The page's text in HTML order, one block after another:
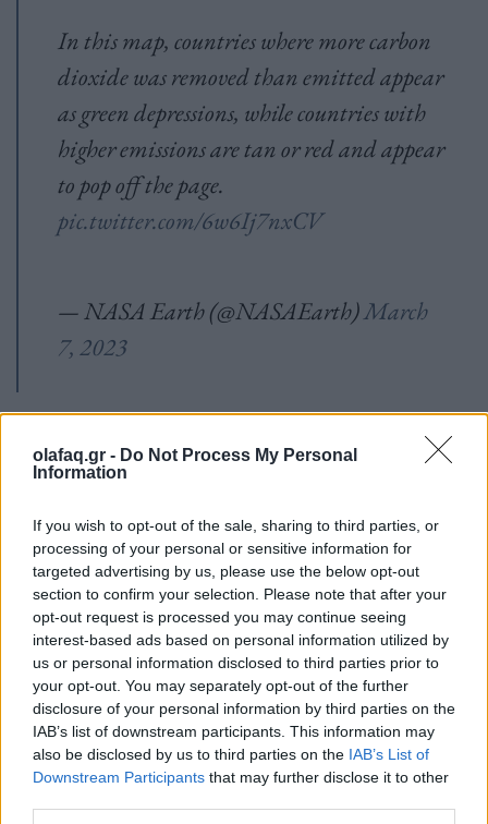
olafaq.gr - Do Not Process My Personal
Information
If you wish to opt-out of the sale, sharing to third parties, or
processing of your personal or sensitive information for
targeted advertising by us, please use the below opt-out
section to confirm your selection. Please note that after your
opt-out request is processed you may continue seeing
interest-based ads based on personal information utilized by
us or personal information disclosed to third parties prior to
your opt-out. You may separately opt-out of the further
disclosure of your personal information by third parties on the
IAB’s list of downstream participants. This information may
also be disclosed by us to third parties on the IAB’s List of
Downstream Participants that may further disclose it to other
In this map, countries where more carbon
dioxide was removed than emitted appear
as green depressions, while countries with
higher emissions are tan or red and appear
to pop off the page.
pic.twitter.com/6w6Ij7nxCV
— NASA Earth (@NASAEarth)March
7, 2023
Συνολικά, τα ευρήματα είναι παρόμοια με άλλες
λίστες, με την Κίνα, τις ΗΠΑ και την Ινδία να
πρωτοστατούν στο σύνολο δεδομένων του Climate
Watch. Ωστόσο, η Ρωσία, ο Καναδάς και η
Σαουδική Αραβία ήταν στην πρώτη δεκάδα
σύμφωνα με το Climate Watch αλλά όχι σύμφωνα
με τα δορυφορικά δεδομένα, με τον Καναδά και τη
Ρωσία να εμφανίζονται ως ‘σφουγγάρια’ διοξειδίου
του άνθρακα. Αυτό είναι πιθανό επειδή τα εθνικά